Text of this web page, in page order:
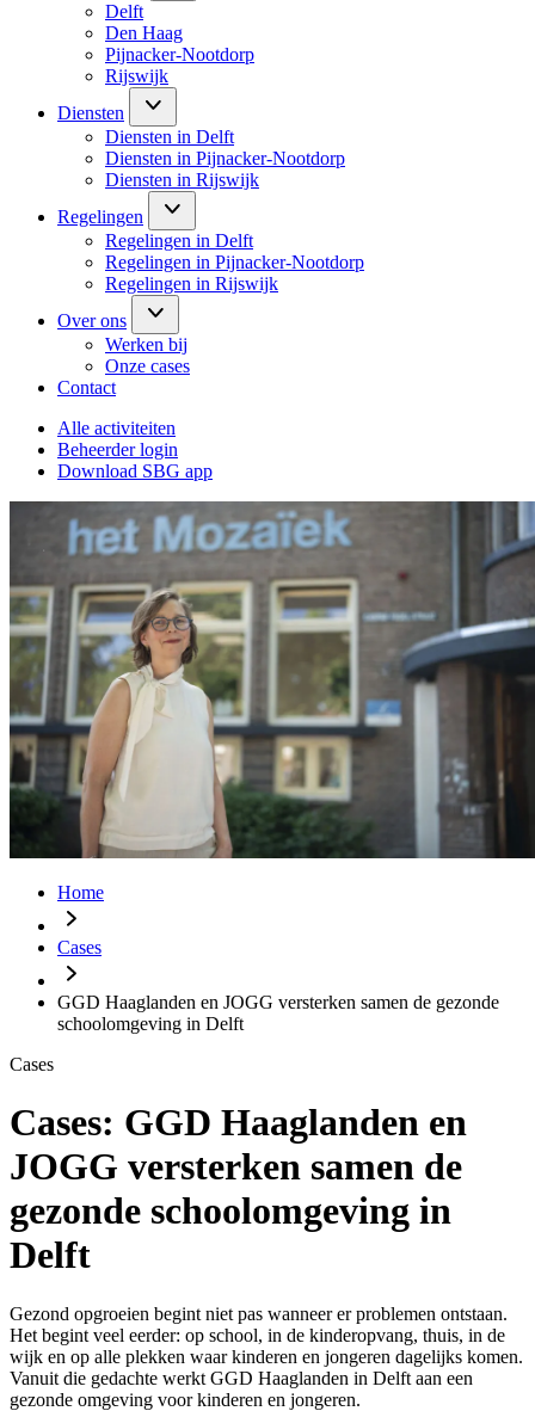
Delft
Den Haag
Pijnacker-Nootdorp
Rijswijk
Diensten
Diensten in Delft
Diensten in Pijnacker-Nootdorp
Diensten in Rijswijk
Regelingen
Regelingen in Delft
Regelingen in Pijnacker-Nootdorp
Regelingen in Rijswijk
Over ons
Werken bij
Onze cases
Contact
Alle activiteiten
Beheerder login
Download SBG app
Home
Cases
GGD Haaglanden en JOGG versterken samen de gezonde
schoolomgeving in Delft
Cases
Cases: GGD Haaglanden en
JOGG versterken samen de
gezonde schoolomgeving in
Delft
Gezond opgroeien begint niet pas wanneer er problemen ontstaan.
Het begint veel eerder: op school, in de kinderopvang, thuis, in de
wijk en op alle plekken waar kinderen en jongeren dagelijks komen.
Vanuit die gedachte werkt GGD Haaglanden in Delft aan een
gezonde omgeving voor kinderen en jongeren.